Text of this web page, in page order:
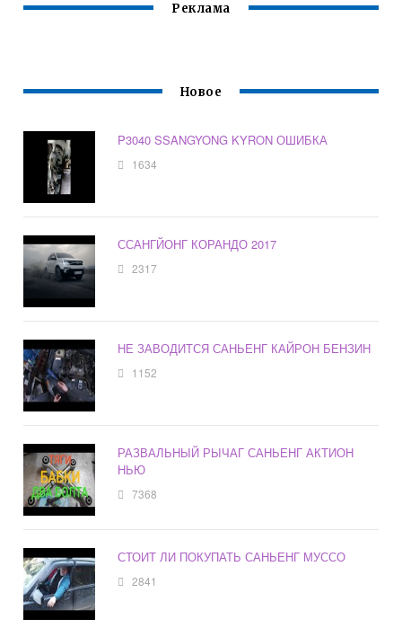
Реклама
Новое
P3040 SSANGYONG KYRON ОШИБКА
1634
ССАНГЙОНГ КОРАНДО 2017
2317
НЕ ЗАВОДИТСЯ САНЬЕНГ КАЙРОН БЕНЗИН
1152
РАЗВАЛЬНЫЙ РЫЧАГ САНЬЕНГ АКТИОН
НЬЮ
7368
СТОИТ ЛИ ПОКУПАТЬ САНЬЕНГ МУССО
2841